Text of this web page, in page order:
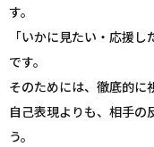
す。
「いかに見たい・応援
です。
そのためには、徹底的に
自己表現よりも、相手の
う。